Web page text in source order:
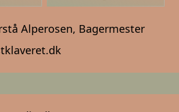
Alperosen, Bagermester